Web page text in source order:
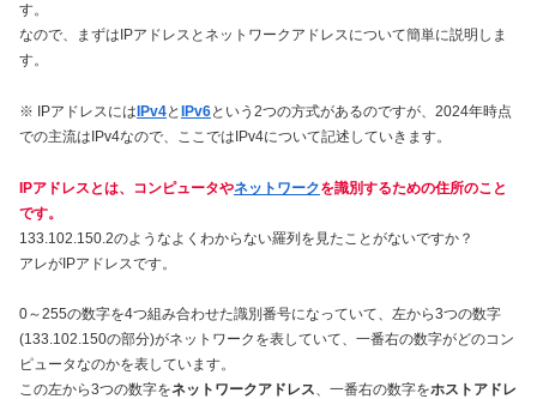
す。
なので、まずはIPアドレスとネットワークアドレスについて簡単に説明しま
す。
※ IPアドレスには IPv4と IPv6という2つの方式があるのですが、2024年時点
での主流はIPv4なので、ここではIPv4について記述していきます。
IPアドレスとは、コンピュータやネットワークを識別するための住所のこと
です。
133.102.150.2のようなよくわからない羅列を見たことがないですか？
アレがIPアドレスです。
0～255の数字を4つ組み合わせた識別番号になっていて、左から3つの数字
(133.102.150の部分)がネットワークを表していて、一番右の数字がどのコン
ピュータなのかを表しています。
この左から3つの数字をネットワークアドレス、一番右の数字をホストアドレ